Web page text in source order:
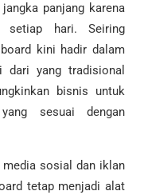
panjang karena
hari. Seiring
kini hadir dalam
dari yang tradisional
bisnis untuk
sesuai dengan
sosial dan iklan
tetap menjadi alat